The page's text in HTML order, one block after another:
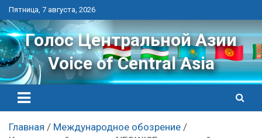
Перейти
к
контенту
Пятница, 7 августа, 2026
Голос Центральной Азии
Voice of Central Asia
Главная
Международное обозрение